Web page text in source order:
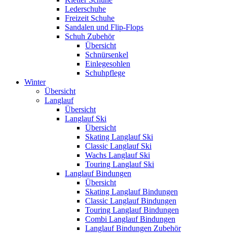
Lederschuhe
Freizeit Schuhe
Sandalen und Flip-Flops
Schuh Zubehör
Übersicht
Schnürsenkel
Einlegesohlen
Schuhpflege
Winter
Übersicht
Langlauf
Übersicht
Langlauf Ski
Übersicht
Skating Langlauf Ski
Classic Langlauf Ski
Wachs Langlauf Ski
Touring Langlauf Ski
Langlauf Bindungen
Übersicht
Skating Langlauf Bindungen
Classic Langlauf Bindungen
Touring Langlauf Bindungen
Combi Langlauf Bindungen
Langlauf Bindungen Zubehör